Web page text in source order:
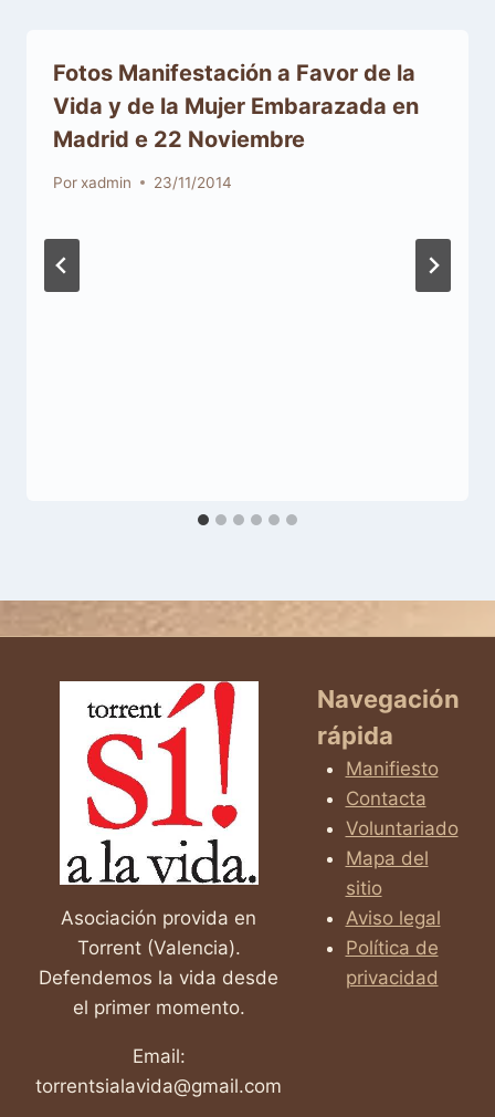
Fotos Manifestación a Favor de la
Vida y de la Mujer Embarazada en
Madrid e 22 Noviembre
Por xadmin 23/11/2014
Asociación provida en
Torrent (Valencia).
Defendemos la vida desde
el primer momento.
Email:
torrentsialavida@gmail.com
Navegación
rápida
Manifiesto
Contacta
Voluntariado
Mapa del
sitio
Aviso legal
Política de
privacidad